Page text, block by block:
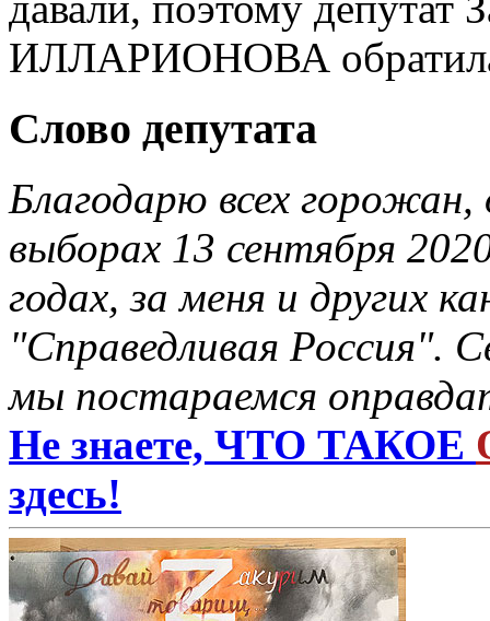
ИЛЛАРИОНОВА
Слово депутата
Благодарю всех
выборах 13 сентября
годах, за меня и других
"Справедливая Россия".
мы постараемся
Не знаете, ЧТО ТАКОЕ
здесь!